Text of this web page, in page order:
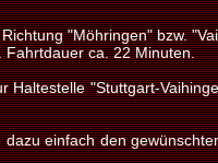
"Möhringen" bzw.
Fahrtdauer ca. 22 Minuten.
"Stuttgart-
einfach den